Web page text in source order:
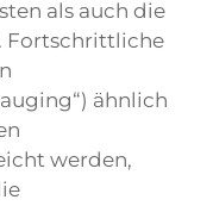
als auch die
Fortschrittliche
ähnlich
werden,